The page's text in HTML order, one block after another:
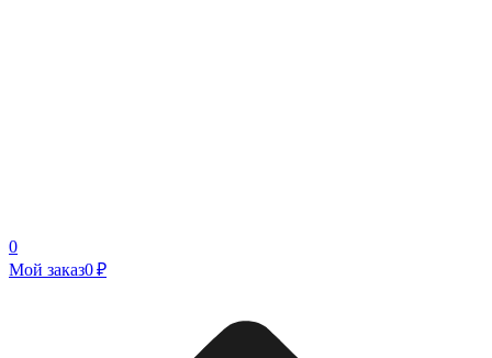
0
Мой заказ0 ₽